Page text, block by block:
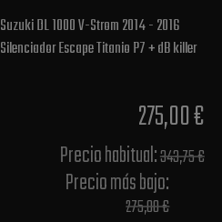
Suzuki DL 1000 V-Strom 2014 - 2016
Silenciador Escape Titanio P7 + dB killer
275,00 €
Precio habitual​:343,75 €
Precio más bajo​:
275,00 €